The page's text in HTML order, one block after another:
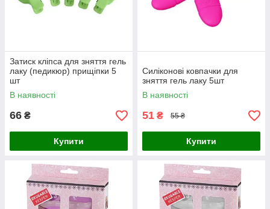
Затиск кліпса для зняття гель
лаку (педикюр) прищіпки 5
шт
В наявності
66 ₴
Купити
Силіконові ковпачки для
зняття гель лаку 5шт
В наявності
51 ₴ 55 ₴
Купити